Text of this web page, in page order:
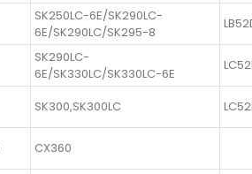
SK250LC-6E/SK290LC-
6E/SK290LC/SK295-8
SK290LC-
6E/SK330LC/SK330LC-6E
SK300,SK300LC
CX360